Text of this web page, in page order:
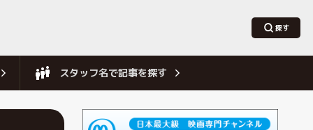
スタッフ名で記事を探す